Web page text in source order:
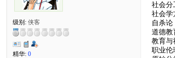
级别:侠客
精华:0
社会分
社会学
自杀论
道德教
教育与
职业伦